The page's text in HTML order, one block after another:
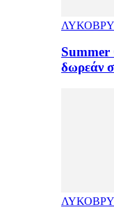
Summer
δωρεάν